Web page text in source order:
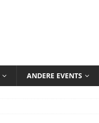
ANDERE EVENTS